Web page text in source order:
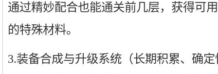
通过精妙配合也能通关前几层，获得可
的特殊材料。
3.装备合成与升级系统（长期积累、确